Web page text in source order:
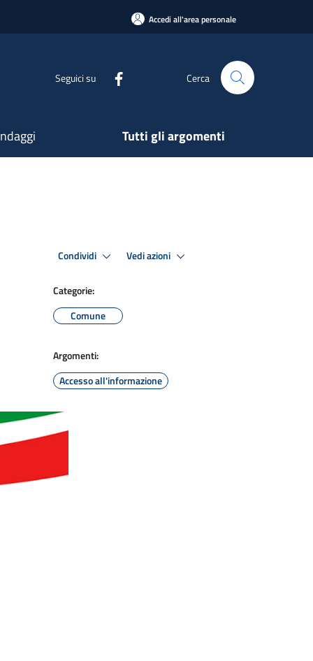
Accedi all'area personale
Seguici su Cerca
Tutti gli argomenti
Condividi Vedi azioni
Categorie:
Comune
Argomenti:
Accesso all'informazione